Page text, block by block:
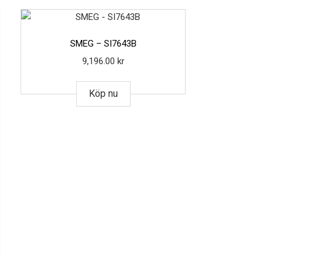
SMEG – SI7643B
9,196.00 kr
Köp nu